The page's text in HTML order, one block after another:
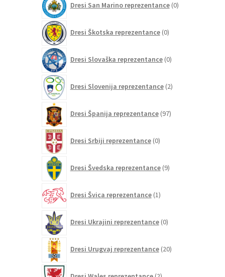
Dresi San Marino reprezentance 0izdelkov
Dresi Škotska reprezentance 0izdelkov
Dresi Slovaška reprezentance 0izdelkov
Dresi Slovenija reprezentance 2izdelka
Dresi Španija reprezentance 97izdelkov
Dresi Srbiji reprezentance 0izdelkov
Dresi Švedska reprezentance 9izdelkov
Dresi Švica reprezentance 1izdelek
Dresi Ukrajini reprezentance 0izdelkov
Dresi Urugvaj reprezentance 20izdelkov